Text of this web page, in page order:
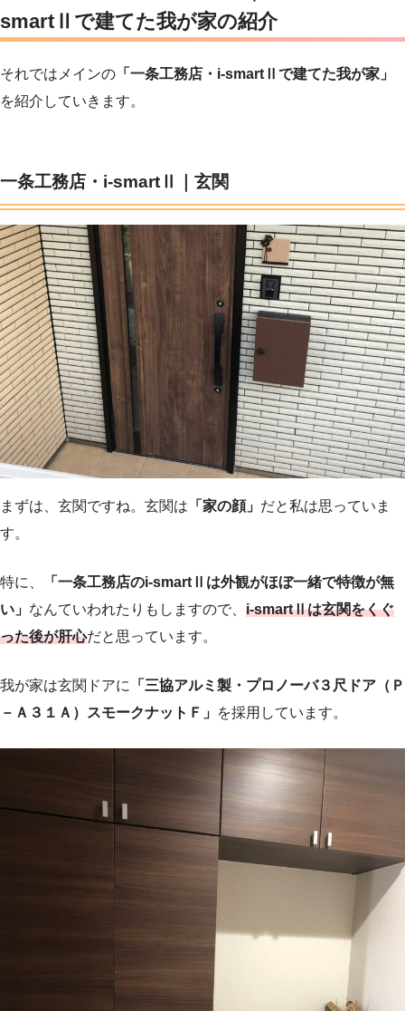
smartⅡで建てた我が家の紹介
それではメインの 「一条工務店・i-smartⅡで建てた我が家」
を紹介していきます。
一条工務店・i-smartⅡ｜玄関
まずは、玄関ですね。玄関は 「家の顔」 だと私は思っていま
す。
特に、
「一条工務店のi-smartⅡは外観がほぼ一緒で特徴が無
い」 なんていわれたりもしますので、 i-smartⅡは玄関をくぐ
った後が肝心だと思っています。
我が家は玄関ドアに
「三協アルミ製・プロノーバ３尺ドア（Ｐ
－Ａ３１Ａ）スモークナットＦ」 を採用しています。